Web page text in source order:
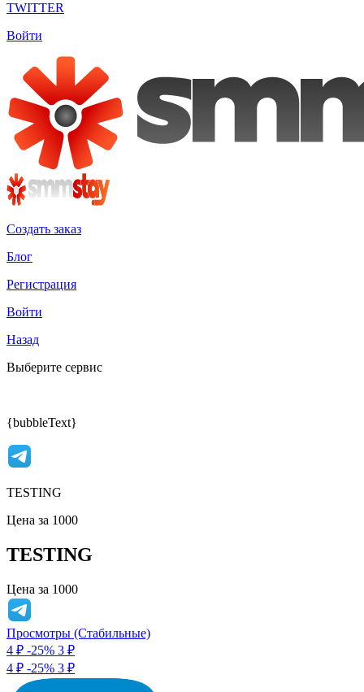
TWITTER
Войти
Создать заказ
Блог
Регистрация
Войти
Назад
Выберите сервис
{bubbleText}
TESTING
Цена за 1000
TESTING
Цена за 1000
Просмотры (Стабильные)
4 ₽ -25% 3 ₽
4 ₽ -25% 3 ₽